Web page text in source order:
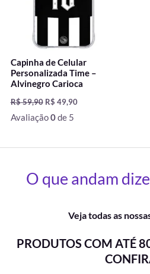
Capinha de Celular
Personalizada Time –
Alvinegro Carioca
R$59,90 R$ 49,90
Avaliação0de 5
O que andam
Veja todas as
PRODUTOS COM ATÉ